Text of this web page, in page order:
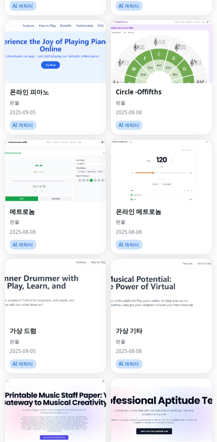
AI 캐릭터
AI 캐릭터
온라인 피아노
편물
2025-09-05
AI 캐릭터
Circle -Offifths
편물
2025-08-08
AI 캐릭터
메트로놈
편물
2025-08-08
AI 캐릭터
온라인 메트로놈
편물
2025-08-08
AI 캐릭터
가상 드럼
편물
2025-09-05
AI 캐릭터
가상 기타
편물
2025-08-08
AI 캐릭터